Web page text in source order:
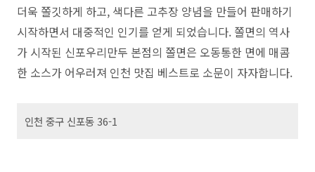
더욱 쫄깃하게 하고, 색다른 고추장 양념을 만들어 판매하기
시작하면서 대중적인 인기를 얻게 되었습니다. 쫄면의 역사
가 시작된 신포우리만두 본점의 쫄면은 오동통한 면에 매콤
한 소스가 어우러져 인천 맛집 베스트로 소문이 자자합니다.
인천 중구 신포동 36-1